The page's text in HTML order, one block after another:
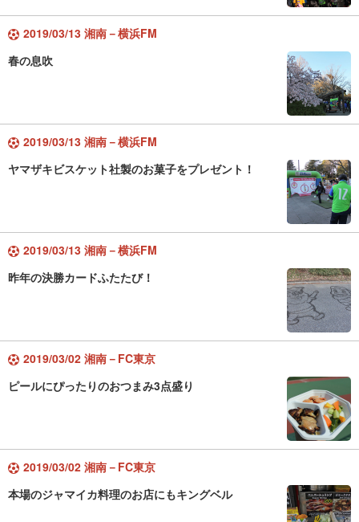
2019/03/13 湘南－横浜FM
春の息吹
2019/03/13 湘南－横浜FM
ヤマザキビスケット社製のお菓子をプレゼント！
2019/03/13 湘南－横浜FM
昨年の決勝カードふたたび！
2019/03/02 湘南－FC東京
ピールにぴったりのおつまみ3点盛り
2019/03/02 湘南－FC東京
本場のジャマイカ料理のお店にもキングベル